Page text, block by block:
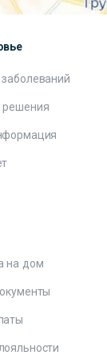
решения
на дом